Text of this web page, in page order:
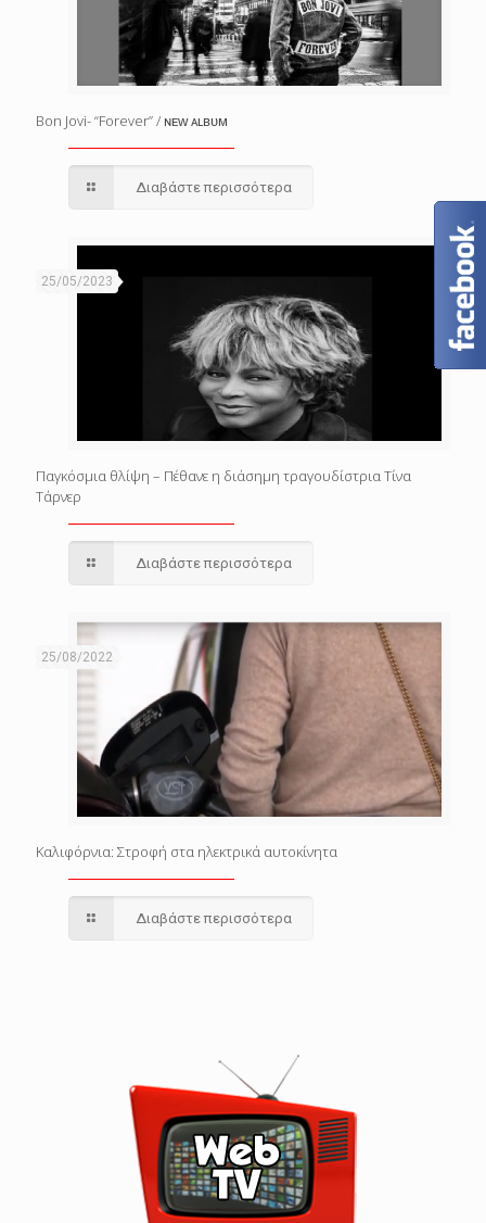
Bon Jovi- “Forever” / ɴᴇᴡ ᴀʟʙᴜᴍ
Διαβάστε περισσότερα
25/05/2023
Παγκόσμια θλίψη – Πέθανε η διάσημη τραγουδίστρια Τίνα
Τάρνερ
Διαβάστε περισσότερα
25/08/2022
Καλιφόρνια: Στροφή στα ηλεκτρικά αυτοκίνητα
Διαβάστε περισσότερα